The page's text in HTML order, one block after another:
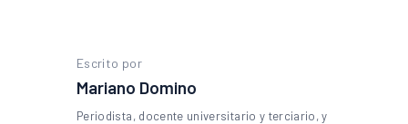
Escrito por
Mariano Domino
Periodista, docente universitario y terciario, y